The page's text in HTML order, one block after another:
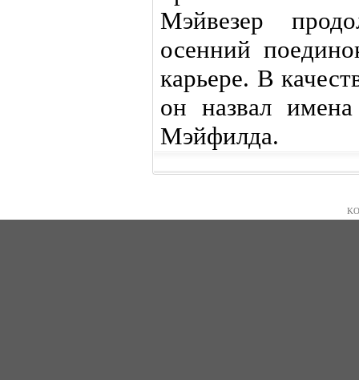
Мэйвезер
осенний
карьере. В
он назвал
Мэйфилда.